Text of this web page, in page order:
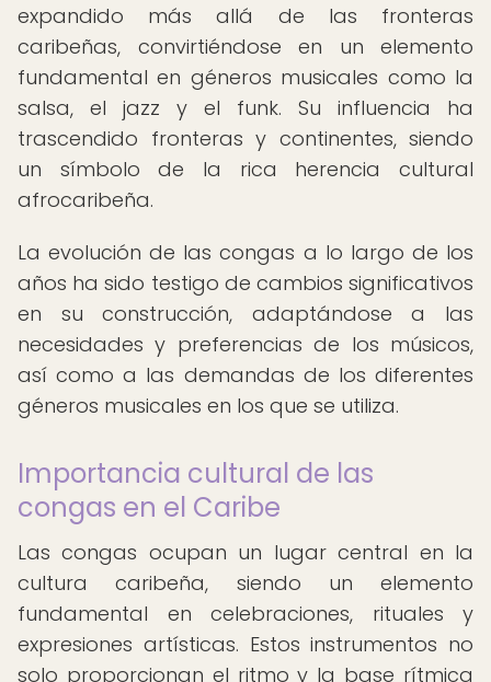
expandido más allá de las fronteras
caribeñas, convirtiéndose en un elemento
fundamental en géneros musicales como la
salsa, el jazz y el funk. Su influencia ha
trascendido fronteras y continentes, siendo
un símbolo de la rica herencia cultural
afrocaribeña.
La evolución de las congas a lo largo de los
años ha sido testigo de cambios significativos
en su construcción, adaptándose a las
necesidades y preferencias de los músicos,
así como a las demandas de los diferentes
géneros musicales en los que se utiliza.
Importancia cultural de las
congas en el Caribe
Las congas ocupan un lugar central en la
cultura caribeña, siendo un elemento
fundamental en celebraciones, rituales y
expresiones artísticas. Estos instrumentos no
solo proporcionan el ritmo y la base rítmica